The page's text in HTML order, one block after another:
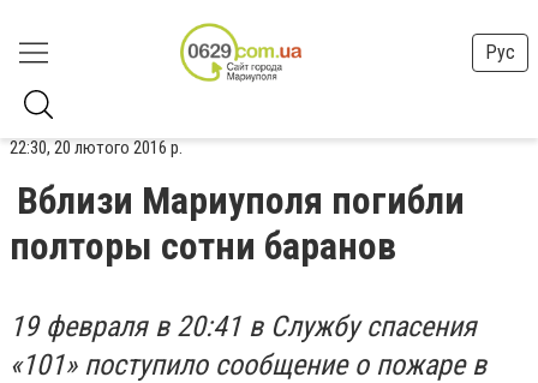
Рус
22:30, 20 лютого 2016 р.
Вблизи Мариуполя погибли
полторы сотни баранов
19 февраля в 20:41 в Службу спасения
«101» поступило сообщение о пожаре в